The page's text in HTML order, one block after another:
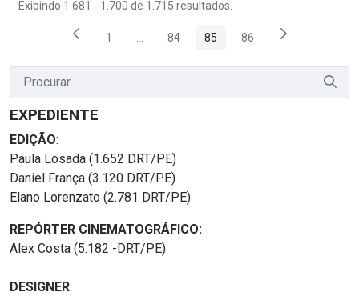
Exibindo 1.681 - 1.700 de 1.715 resultados.
Página
1 Páginas intermediárias Usar ABA para
Página
84 Página
85 Página
86
EXPEDIENTE
EDIÇÃO:
Paula Losada (1.652 DRT/PE)
Daniel França (3.120 DRT/PE)
Elano Lorenzato (2.781 DRT/PE)
REPÓRTER CINEMATOGRÁFICO:
Alex Costa (5.182 -DRT/PE)
DESIGNER: